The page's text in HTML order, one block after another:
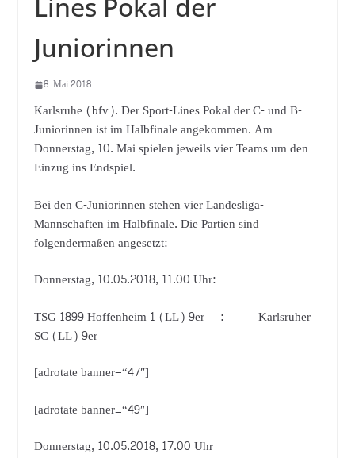
Juniorinnen
8. Mai 2018
Karlsruhe (bfv). Der Sport-Lines Pokal der C- und B-
Juniorinnen ist im Halbfinale angekommen. Am
Donnerstag, 10. Mai spielen jeweils vier Teams um den
Einzug ins Endspiel.
Bei den C-Juniorinnen stehen vier Landesliga-
Mannschaften im Halbfinale. Die Partien sind
folgendermaßen angesetzt:
Donnerstag, 10.05.2018, 11.00 Uhr:
TSG 1899 Hoffenheim 1 (LL) 9er : Karlsruher
SC (LL) 9er
[adrotate banner=“47″]
[adrotate banner=“49″]
Donnerstag, 10.05.2018, 17.00 Uhr